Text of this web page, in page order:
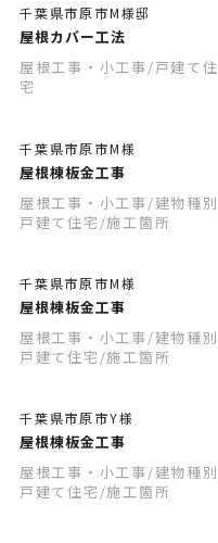
千葉県市原市M様邸
屋根カバー工法
屋根工事・小工事 /戸建て住
宅
千葉県市原市M様
屋根棟板金工事
屋根工事・小工事 /建物種別
戸建て住宅 /施工箇所
千葉県市原市M様
屋根棟板金工事
屋根工事・小工事 /建物種別
戸建て住宅 /施工箇所
千葉県市原市Y様
屋根棟板金工事
屋根工事・小工事 /建物種別
戸建て住宅 /施工箇所